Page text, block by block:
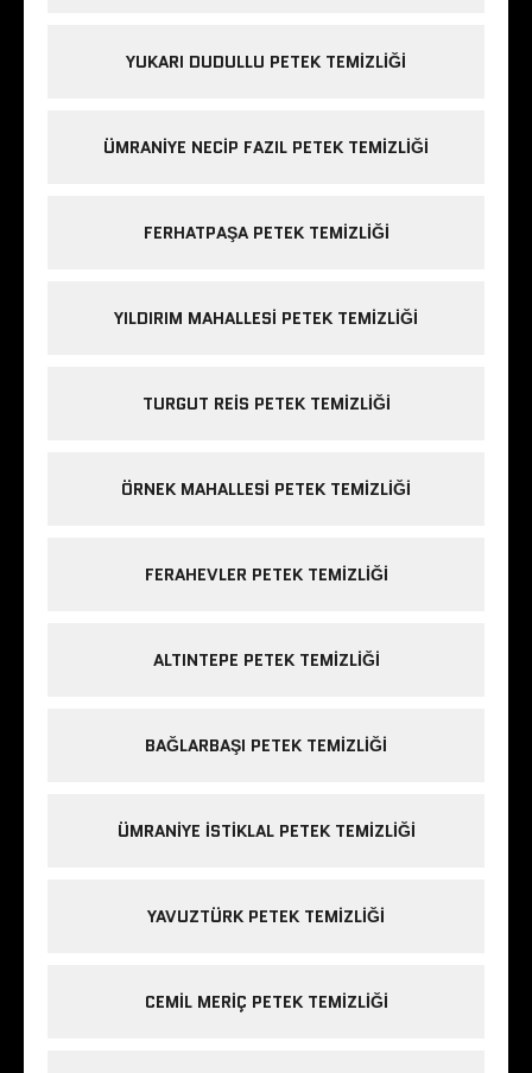
YUKARI DUDULLU PETEK TEMIZLIĞI
ÜMRANIYE NECIP FAZIL PETEK TEMIZLIĞI
FERHATPAŞA PETEK TEMIZLIĞI
YILDIRIM MAHALLESI PETEK TEMIZLIĞI
TURGUT REIS PETEK TEMIZLIĞI
ÖRNEK MAHALLESI PETEK TEMIZLIĞI
FERAHEVLER PETEK TEMIZLIĞI
ALTINTEPE PETEK TEMIZLIĞI
BAĞLARBAŞI PETEK TEMIZLIĞI
ÜMRANIYE ISTIKLAL PETEK TEMIZLIĞI
YAVUZTÜRK PETEK TEMIZLIĞI
CEMIL MERIÇ PETEK TEMIZLIĞI